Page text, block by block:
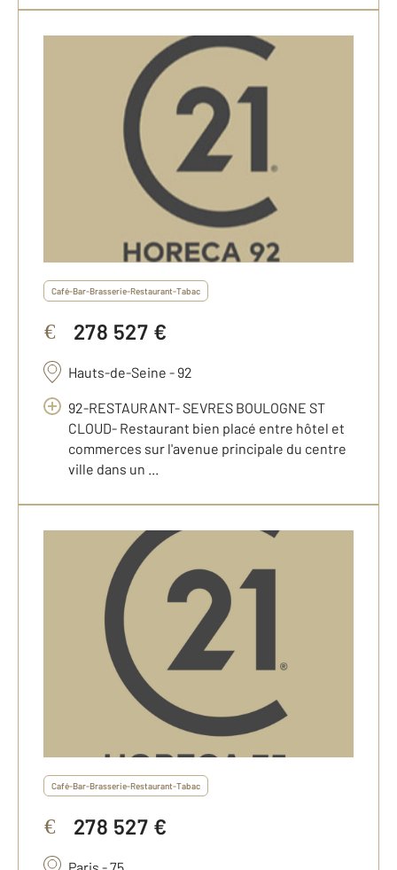
Café-Bar-Brasserie-Restaurant-Tabac
€ 278 527 €
Hauts-de-Seine - 92
92-RESTAURANT- SEVRES BOULOGNE ST
CLOUD- Restaurant bien placé entre hôtel et
commerces sur l'avenue principale du centre
ville dans un ...
Café-Bar-Brasserie-Restaurant-Tabac
€ 278 527 €